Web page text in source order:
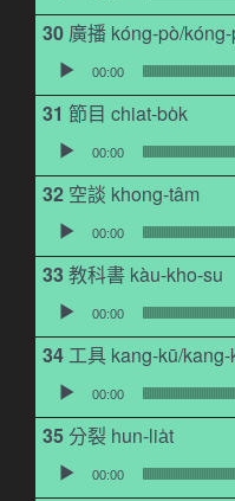
廣播 kóng-pò/
音訊播放器
00:00
節目 chiat-bo̍k
音訊播放器
00:00
空談 khong-tâm
音訊播放器
00:00
教科書 kàu-kho-su
音訊播放器
00:00
工具 kang-kū/kang-
音訊播放器
00:00
分裂 hun-lia̍t
音訊播放器
00:00